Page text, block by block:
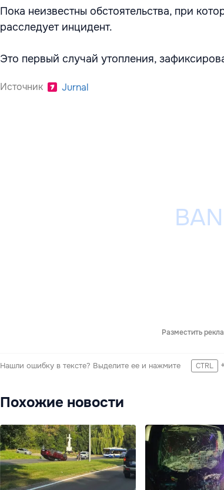
Пока неизвестны обстоятельства, при
расследует инцидент.
Это первый случай утопления,
Источник Jurnal
Разместить
Нашли ошибку в тексте? Выделите ее и нажмите CTRL +
Похожие новости